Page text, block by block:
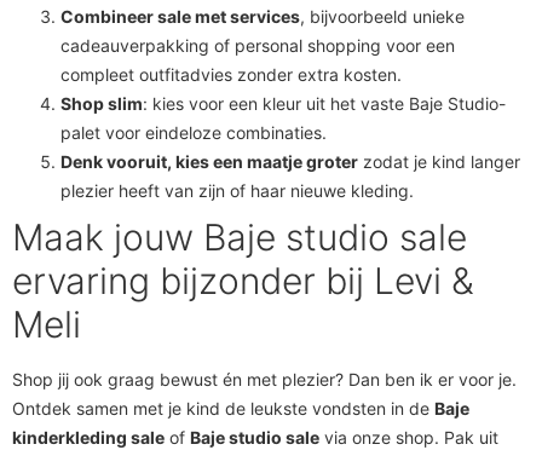
Combineer sale met services, bijvoorbeeld unieke
cadeauverpakking of personal shopping voor een
compleet outfitadvies zonder extra kosten.
Shop slim: kies voor een kleur uit het vaste Baje Studio-
palet voor eindeloze combinaties.
Denk vooruit, kies een maatje groter zodat je kind langer
plezier heeft van zijn of haar nieuwe kleding.
Maak jouw Baje studio sale
ervaring bijzonder bij Levi &
Meli
Shop jij ook graag bewust én met plezier? Dan ben ik er voor je.
Ontdek samen met je kind de leukste vondsten in de Baje
kinderkleding sale of Baje studio sale via onze shop. Pak uit